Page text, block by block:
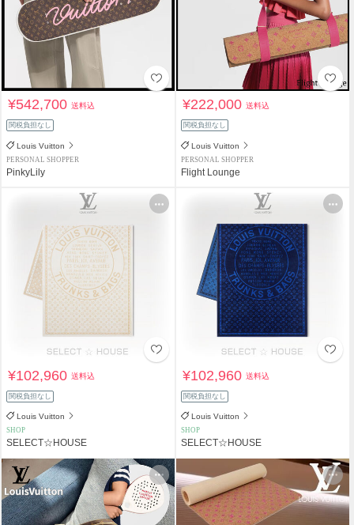
¥542,700送料込
関税負担なし
Louis Vuitton
PERSONAL SHOPPER
PinkyLily
¥222,000送料込
関税負担なし
Louis Vuitton
PERSONAL SHOPPER
Flight Lounge
¥102,960送料込
関税負担なし
Louis Vuitton
SHOP
SELECT☆HOUSE
¥102,960送料込
関税負担なし
Louis Vuitton
SHOP
SELECT☆HOUSE